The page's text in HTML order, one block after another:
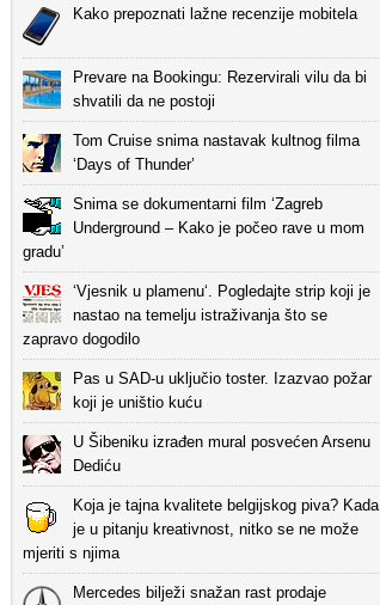
Kako prepoznati lažne recenzije mobitela
Prevare na Bookingu: Rezervirali vilu da bi
shvatili da ne postoji
Tom Cruise snima nastavak kultnog filma
‘Days of Thunder’
Snima se dokumentarni film ‘Zagreb
Underground – Kako je počeo rave u mom
gradu’
‘Vjesnik u plamenu‘. Pogledajte strip koji je
nastao na temelju istraživanja što se
zapravo dogodilo
Pas u SAD-u uključio toster. Izazvao požar
koji je uništio kuću
U Šibeniku izrađen mural posvećen Arsenu
Dediću
Koja je tajna kvalitete belgijskog piva? Kada
je u pitanju kreativnost, nitko se ne može
mjeriti s njima
Mercedes bilježi snažan rast prodaje